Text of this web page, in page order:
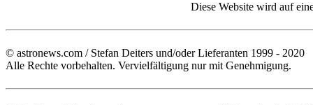
Diese Website wird auf
© astronews.com / Stefan Deiters und/oder Lieferanten 1999 - 2020
Alle Rechte vorbehalten. Vervielfältigung nur mit Genehmigung.